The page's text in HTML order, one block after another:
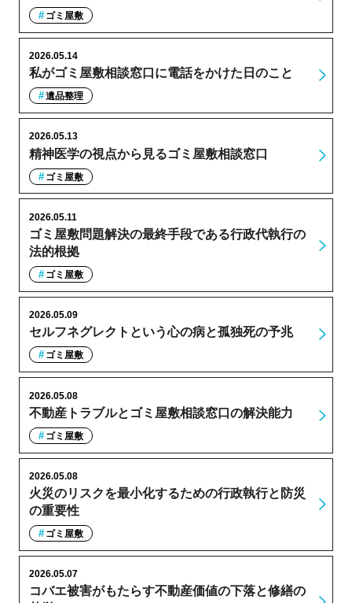
ゴミ屋敷
私がゴミ屋敷相談窓口に電話をかけた日のこと
2026.05.14
遺品整理
精神医学の視点から見るゴミ屋敷相談窓口
2026.05.13
ゴミ屋敷
ゴミ屋敷問題解決の最終手段である行政代執行の
法的根拠
2026.05.11
ゴミ屋敷
セルフネグレクトという心の病と孤独死の予兆
2026.05.09
ゴミ屋敷
不動産トラブルとゴミ屋敷相談窓口の解決能力
2026.05.08
ゴミ屋敷
火災のリスクを最小化するための行政執行と防災
の重要性
2026.05.08
ゴミ屋敷
コバエ被害がもたらす不動産価値の下落と修繕の
2026.05.07